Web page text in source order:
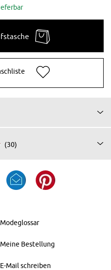
(30)
Modeglossar
Meine Bestellung
E-Mail schreiben